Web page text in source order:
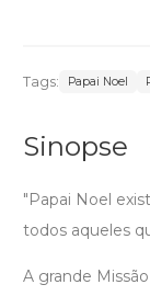
Tags: Papai Noel
Sinopse
"Papai Noel
todos aqueles
A grande